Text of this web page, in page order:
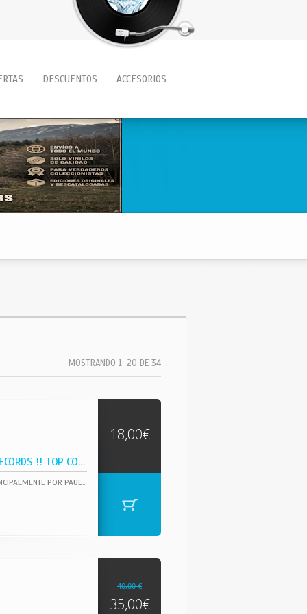
DESCUENTOS ACCESORIOS
MOSTRANDO 1-20 DE 34
RARA EDIT UK APPLE RECORDS !! TOP COPY !!
«GET BACK» ES UNA CANCIÓN DE LA BANDA DE ROCK BRITÁNICA THE BEATLES, ESCRITA PRINCIPALMENTE POR PAUL MCCARTNEY (ACREDITADA A LENNON/MCCARTNEY). EL SENCILLO FUE LANZADO EL 11 DE ABRIL DE 1969 Y LOS CRÉDITOS SON COMPARTIDOS CON BILLY PRESTON.3​ TAMBIÉN ES LA ÚLTIMA PISTA DEL ÁLBUM LET IT BE LANZADO EN 1970. EL SENCILLO ALCANZÓ EL Nº 1 EN EL REINO UNIDO, ESTADOS UNIDOS, CANADÁ, AUSTRALIA, FRANCIA, ALEMANIA FEDERAL Y EN MÉXICO, SIENDO EL ÚNICO SENCILLO (JUNTO CON EL LADO B "DON'T LET ME DOWN") DONDE COMPARTEN CRÉDITOS CON OTROS ARTISTAS (PRESTON).
18,00€
40,00 €
35,00€